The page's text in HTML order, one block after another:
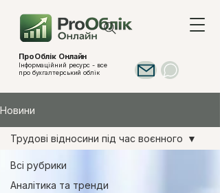
ПроОблік Онлайн
Інформаційний ресурс - все
про бухгалтерський облік
Новини
Всі рубрики
Аналітика та тренди
Трудові відносини під час воєнного